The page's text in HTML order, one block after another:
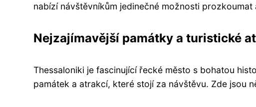
nabízí návštěvníkům jedinečné možnosti
Nejzajímavější památky a turistické
Thessaloniki je fascinující řecké město s bohatou
památek a atrakcí, které stojí za návštěvu. Zde jsou